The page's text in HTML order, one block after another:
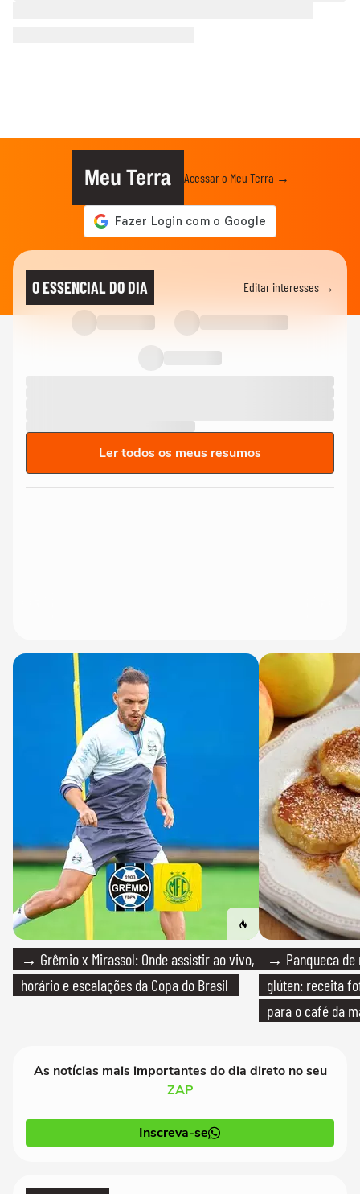
Meu Terra Acessar o Meu Terra →
O ESSENCIAL DO DIA Editar interesses →
Ler todos os meus resumos
→ Grêmio x Mirassol: Onde assistir ao vivo,
horário e escalações da Copa do Brasil
→ Panqueca de
glúten: receita
para o café da
As notícias mais importantes do dia direto no seu
ZAP
Inscreva-se